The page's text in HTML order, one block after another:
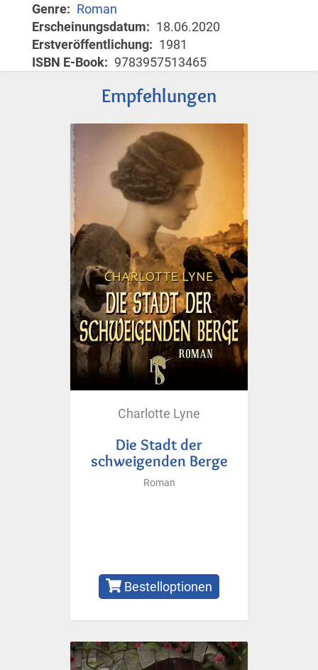
Genre
Roman
Erscheinungsdatum
18.06.2020
Erstveröffentlichung
1981
ISBN E-Book
9783957513465
Empfehlungen
Charlotte Lyne
Die Stadt der
schweigenden Berge
Roman
Bestelloptionen